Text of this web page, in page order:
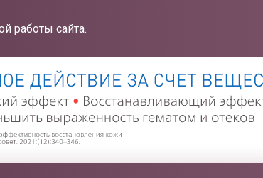
работы сайта.